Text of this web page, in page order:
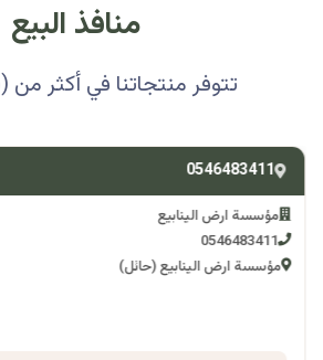
منافذ البيع
تتوفر منتجاتنا في أكثر من (16) مدينه
0546483411
مؤسسة ارض الينابيع
0546483411
مؤسسة ارض الينابيع (حائل)